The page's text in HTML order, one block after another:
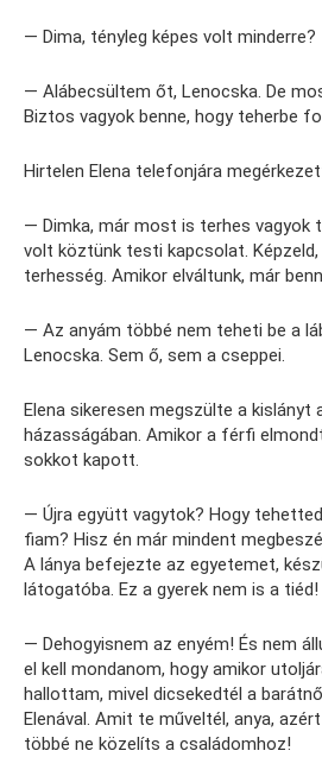
— Dima, tényleg képes volt minderre?
— Alábecsültem őt, Lenocska. De
Biztos vagyok benne, hogy teherbe
Hirtelen Elena telefonjára
— Dimka, már most is terhes vagyok
volt köztünk testi kapcsolat.
terhesség. Amikor elváltunk, már
— Az anyám többé nem teheti be a
Lenocska. Sem ő, sem a cseppei.
Elena sikeresen megszülte a kislányt
házasságában. Amikor a férfi
sokkot kapott.
— Újra együtt vagytok? Hogy
fiam? Hisz én már mindent
A lánya befejezte az egyetemet,
látogatóba. Ez a gyerek nem is a tiéd!
— Dehogyisnem az enyém! És nem
el kell mondanom, hogy amikor
hallottam, mivel dicsekedtél a
Elenával. Amit te műveltél, anya,
többé ne közelíts a családomhoz!